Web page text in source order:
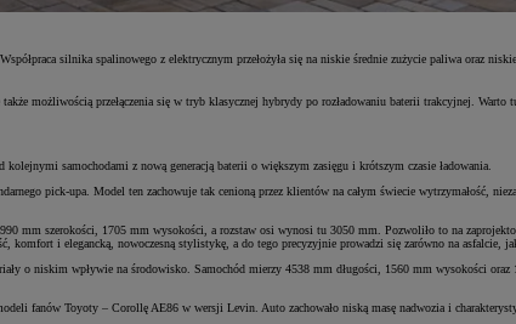
silnika spalinowego z elektrycznym przełożyła się na niskie średnie zużycie paliwa oraz
możliwością przełączenia się w tryb klasycznej hybrydy po rozładowaniu baterii trakcyjnej. Warto
samochodami z nową generacją baterii o większym zasięgu i krótszym czasie ładowania.
pick-upa. Model ten zachowuje tak cenioną przez klientów na całym świecie wytrzymałość,
mm szerokości, 1705 mm wysokości, a rozstaw osi wynosi tu 3050 mm. Pozwoliło to na
i elegancką, nowoczesną stylistykę, a do tego precyzyjnie prowadzi się zarówno na asfalcie,
o niskim wpływie na środowisko. Samochód mierzy 4538 mm długości, 1560 mm wysokości
fanów Toyoty – Corollę AE86 w wersji Levin. Auto zachowało niską masę nadwozia i